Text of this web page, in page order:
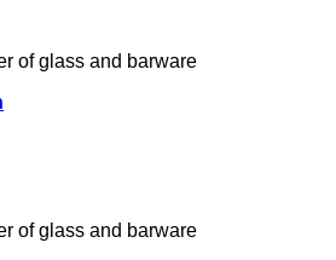
of glass and barware
of glass and barware